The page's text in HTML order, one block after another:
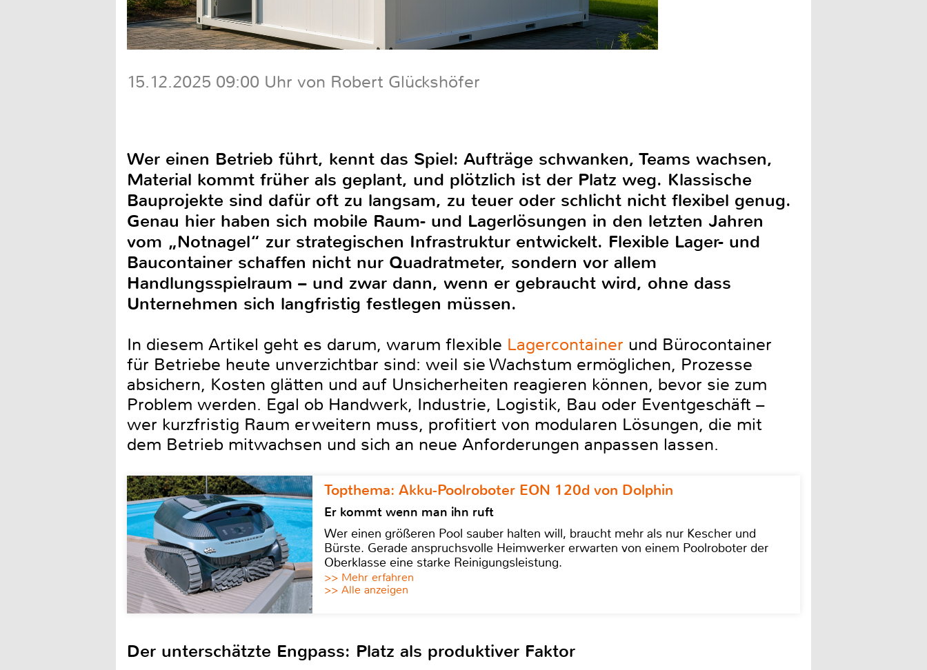
15.12.2025 09:00 Uhr von Robert Glückshöfer
Wer einen Betrieb führt, kennt das Spiel: Aufträge schwanken, Teams wachsen,
Material kommt früher als geplant, und plötzlich ist der Platz weg. Klassische
Bauprojekte sind dafür oft zu langsam, zu teuer oder schlicht nicht flexibel genug.
Genau hier haben sich mobile Raum- und Lagerlösungen in den letzten Jahren
vom „Notnagel“ zur strategischen Infrastruktur entwickelt. Flexible Lager- und
Baucontainer schaffen nicht nur Quadratmeter, sondern vor allem
Handlungsspielraum – und zwar dann, wenn er gebraucht wird, ohne dass
Unternehmen sich langfristig festlegen müssen.
In diesem Artikel geht es darum, warum flexible Lagercontainer und Bürocontainer
für Betriebe heute unverzichtbar sind: weil sie Wachstum ermöglichen, Prozesse
absichern, Kosten glätten und auf Unsicherheiten reagieren können, bevor sie zum
Problem werden. Egal ob Handwerk, Industrie, Logistik, Bau oder Eventgeschäft –
wer kurzfristig Raum erweitern muss, profitiert von modularen Lösungen, die mit
dem Betrieb mitwachsen und sich an neue Anforderungen anpassen lassen.
Topthema: Akku-Poolroboter EON 120d von Dolphin
Er kommt wenn man ihn ruft
Wer einen größeren Pool sauber halten will, braucht mehr als nur Kescher und
Bürste. Gerade anspruchsvolle Heimwerker erwarten von einem Poolroboter der
Oberklasse eine starke Reinigungsleistung.
>> Mehr erfahren
>> Alle anzeigen
Der unterschätzte Engpass: Platz als produktiver Faktor